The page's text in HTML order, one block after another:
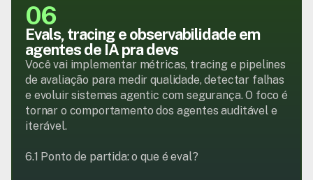
06
Evals, tracing e observabilidade em
agentes de IA pra devs
Você vai implementar métricas, tracing e pipelines
de avaliação para medir qualidade, detectar falhas
e evoluir sistemas agentic com segurança. O foco é
tornar o comportamento dos agentes auditável e
iterável.
6.1 Ponto de partida: o que é eval?